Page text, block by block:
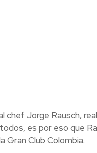
chef Jorge Rausch,
es por eso que
Gran Club Colombia.